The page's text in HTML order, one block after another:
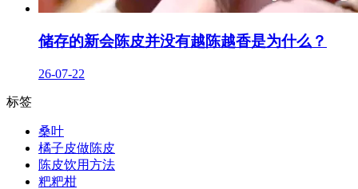
储存的新会陈皮并没有越陈越香是为什么？
26-07-22
标签
桑叶
橘子皮做陈皮
陈皮饮用方法
粑粑柑